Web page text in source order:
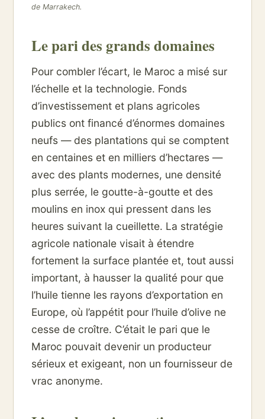
de Marrakech.
Le pari des grands domaines
Pour combler l’écart, le Maroc a misé sur
l’échelle et la technologie. Fonds
d’investissement et plans agricoles
publics ont financé d’énormes domaines
neufs — des plantations qui se comptent
en centaines et en milliers d’hectares —
avec des plants modernes, une densité
plus serrée, le goutte-à-goutte et des
moulins en inox qui pressent dans les
heures suivant la cueillette. La stratégie
agricole nationale visait à étendre
fortement la surface plantée et, tout aussi
important, à hausser la qualité pour que
l’huile tienne les rayons d’exportation en
Europe, où l’appétit pour l’huile d’olive ne
cesse de croître. C’était le pari que le
Maroc pouvait devenir un producteur
sérieux et exigeant, non un fournisseur de
vrac anonyme.